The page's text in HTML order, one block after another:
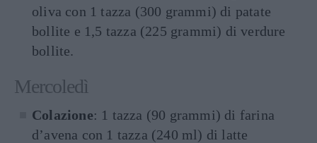
oliva con 1 tazza (300 grammi) di patate
bollite e 1,5 tazza (225 grammi) di verdure
bollite.
Mercoledì
Colazione: 1 tazza (90 grammi) di farina
d’avena con 1 tazza (240 ml) di latte